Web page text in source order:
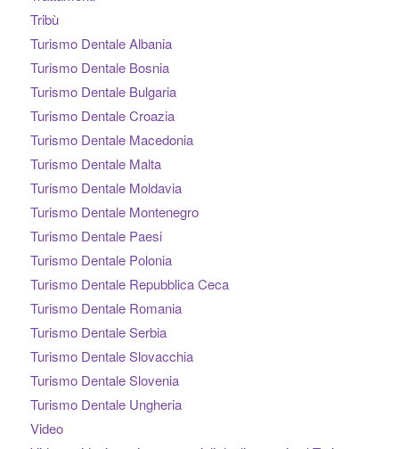
Tribù
Turismo Dentale Albania
Turismo Dentale Bosnia
Turismo Dentale Bulgaria
Turismo Dentale Croazia
Turismo Dentale Macedonia
Turismo Dentale Malta
Turismo Dentale Moldavia
Turismo Dentale Montenegro
Turismo Dentale Paesi
Turismo Dentale Polonia
Turismo Dentale Repubblica Ceca
Turismo Dentale Romania
Turismo Dentale Serbia
Turismo Dentale Slovacchia
Turismo Dentale Slovenia
Turismo Dentale Ungheria
Video